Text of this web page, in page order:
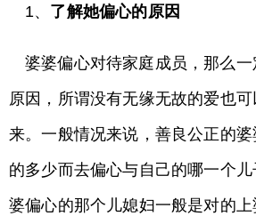
1、 了解她偏心的原因
婆婆偏心对待家庭成员，那么
原因，所谓没有无缘无故的爱也
来。一般情况来说，善良公正的
的多少而去偏心与自己的哪一个
婆偏心的那个儿媳妇一般是对的